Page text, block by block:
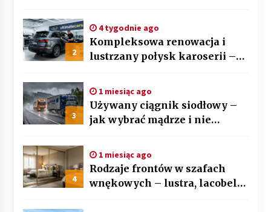
2
4 tygodnie ago
Kompleksowa renowacja i
lustrzany połysk karoserii –
3
1 miesiąc ago
Używany ciągnik siodłowy –
jak wybrać mądrze i nie
po kroku
4
1 miesiąc ago
Rodzaje frontów w szafach
wnękowych – lustra, lacobel